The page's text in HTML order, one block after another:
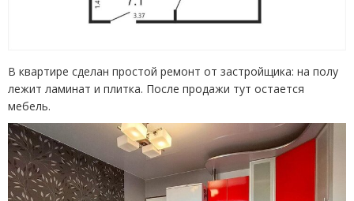
В квартире сделан простой ремонт от застройщика: на полу
лежит ламинат и плитка. После продажи тут остается
мебель.